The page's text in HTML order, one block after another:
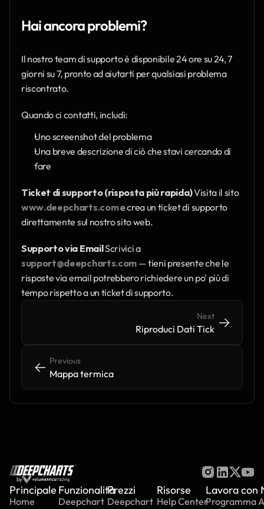
Hai ancora problemi?
Il nostro team di supporto è disponibile 24 ore su 24, 7
giorni su 7, pronto ad aiutarti per qualsiasi problema
riscontrato.
Quando ci contatti, includi:
Uno screenshot del problema
Una breve descrizione di ciò che stavi cercando di
fare
Ticket di supporto (risposta più rapida)
Visita il sito
www.deepcharts.com e crea un ticket di supporto
direttamente sul nostro sito web.
Supporto via Email
Scrivici a
support@deepcharts.com — tieni presente che le
risposte via email potrebbero richiedere un po' più di
tempo rispetto a un ticket di supporto.
<- <-
Previous
Mappa termica
Next
Riproduci Dati Tick
-> ->
by
Principale
Home
Funzionalità
Deepchart
Prezzi
Deepchart
Risorse
Help Center
Lavora con
Programma